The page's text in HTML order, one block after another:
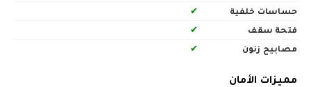
حساسات خلفية
✔
فتحة سقف
✔
مصابيح زنون
✔
مميزات الأمان